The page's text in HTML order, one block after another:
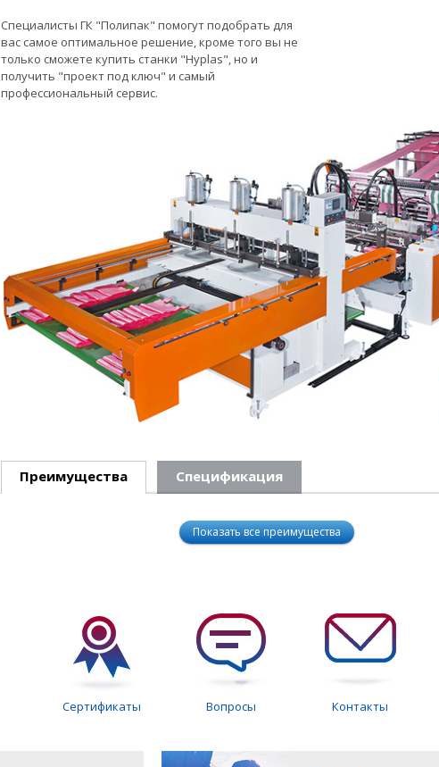
Специалисты ГК "Полипак" помогут подобрать для
вас самое оптимальное решение, кроме того вы не
только сможете купить станки "Hyplas", но и
получить "проект под ключ" и самый
профессиональный сервис.
Преимущества Спецификация
Показать все преимущества
Сертификаты Вопросы Контакты